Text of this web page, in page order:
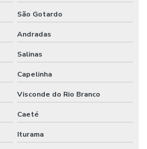
São Gotardo
Andradas
Salinas
Capelinha
Visconde do Rio Branco
Caeté
Iturama